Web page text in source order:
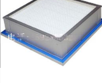
会员注册：
经营模式：生产制造
成立日期：2017-12-28
供应产品：151 条